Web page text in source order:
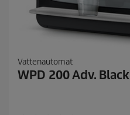
Vattenautomat
WPD 200 Adv. Black